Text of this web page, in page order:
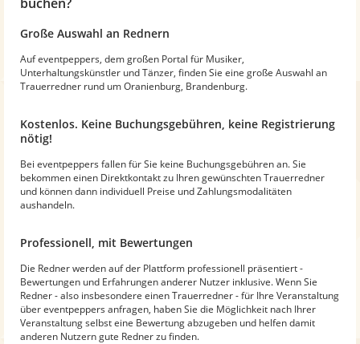
Große Auswahl an Rednern
Auf eventpeppers, dem großen Portal für Musiker,
Unterhaltungskünstler und Tänzer, finden Sie eine große Auswahl an
Trauerredner rund um Oranienburg, Brandenburg.
Kostenlos. Keine Buchungsgebühren, keine Registrierung
nötig!
Bei eventpeppers fallen für Sie keine Buchungsgebühren an. Sie
bekommen einen Direktkontakt zu Ihren gewünschten Trauerredner
und können dann individuell Preise und Zahlungsmodalitäten
aushandeln.
Professionell, mit Bewertungen
Die Redner werden auf der Plattform professionell präsentiert -
Bewertungen und Erfahrungen anderer Nutzer inklusive. Wenn Sie
Redner - also insbesondere einen Trauerredner - für Ihre Veranstaltung
über eventpeppers anfragen, haben Sie die Möglichkeit nach Ihrer
Veranstaltung selbst eine Bewertung abzugeben und helfen damit
anderen Nutzern gute Redner zu finden.